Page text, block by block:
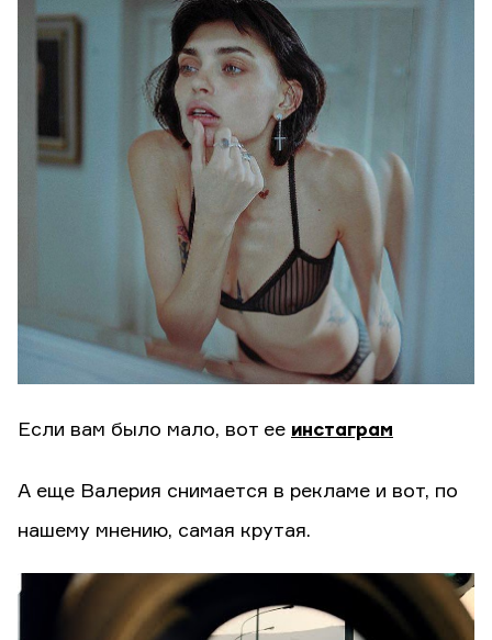
Если вам было мало, вот ее инстаграм
А еще Валерия снимается в рекламе и вот, по
нашему мнению, самая крутая.